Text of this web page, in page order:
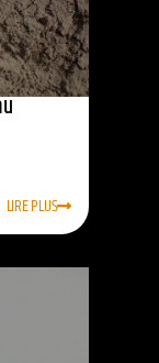
LIRE PLUS